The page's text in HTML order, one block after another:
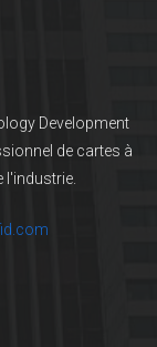
Development
de cartes à
l'industrie.